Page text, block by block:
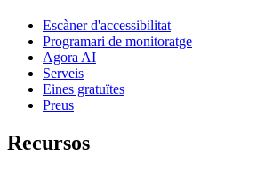
Escàner d'accessibilitat
Programari de monitoratge
Agora AI
Serveis
Eines gratuïtes
Preus
Recursos